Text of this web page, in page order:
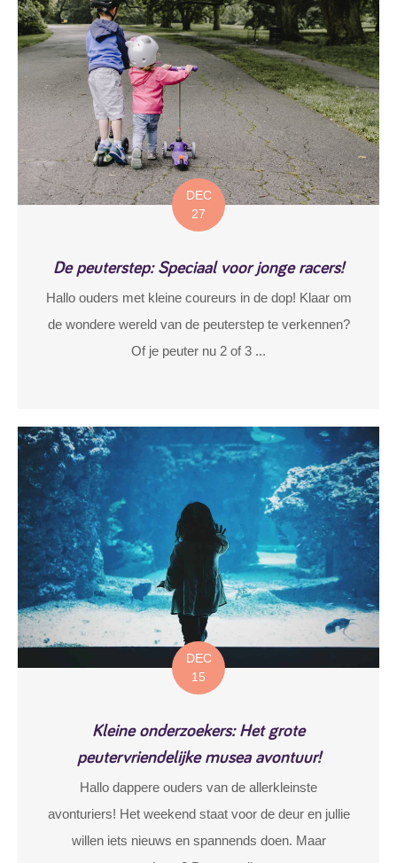
DEC
27
De peuterstep: Speciaal voor jonge racers!
Hallo ouders met kleine coureurs in de dop! Klaar om
de wondere wereld van de peuterstep te verkennen?
Of je peuter nu 2 of 3 ...
DEC
15
Kleine onderzoekers: Het grote
peutervriendelijke musea avontuur!
Hallo dappere ouders van de allerkleinste
avonturiers! Het weekend staat voor de deur en jullie
willen iets nieuws en spannends doen. Maar